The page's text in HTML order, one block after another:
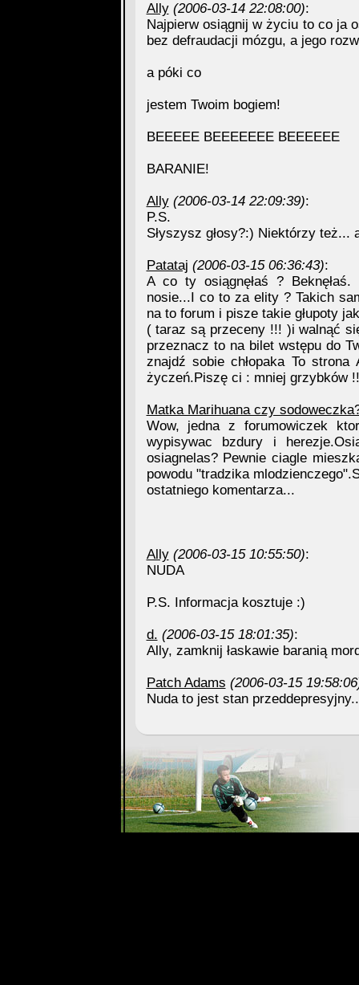
Ally (2006-03-14 22:08:00):
Najpierw osiągnij w życiu to co ja
bez defraudacji mózgu, a jego
a póki co
jestem Twoim bogiem!
BEEEEE BEEEEEEE BEEEEEE
BARANIE!
Ally (2006-03-14 22:09:39):
P.S.
Słyszysz głosy?:) Niektórzy też...
Patataj (2006-03-15 06:36:43):
A co ty osiągnęłaś ? Beknęłaś.
nosie...I co to za elity ? Takich
na to forum i pisze takie głupoty
( taraz są przeceny !!! )i walnąć
przeznacz to na bilet wstępu do
znajdź sobie chłopaka To
życzeń.Piszę ci : mniej grzybków
Matka Marihuana czy
Wow, jedna z forumowiczek
wypisywac bzdury i
osiagnelas? Pewnie ciagle
powodu "tradzika
ostatniego komentarza...
Ally (2006-03-15 10:55:50):
NUDA
P.S. Informacja kosztuje :)
d. (2006-03-15 18:01:35):
Ally, zamknij łaskawie baranią
Patch Adams (2006-03-15
Nuda to jest stan